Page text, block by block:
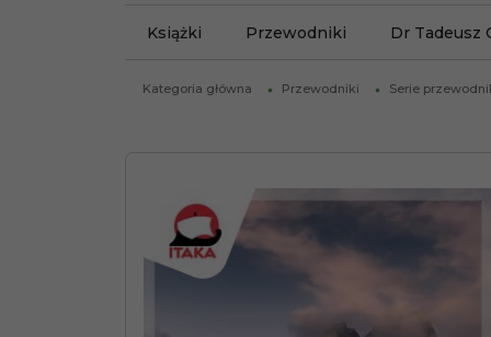
Książki Przewodniki Dr Tadeusz
Kategoria główna Przewodniki Serie